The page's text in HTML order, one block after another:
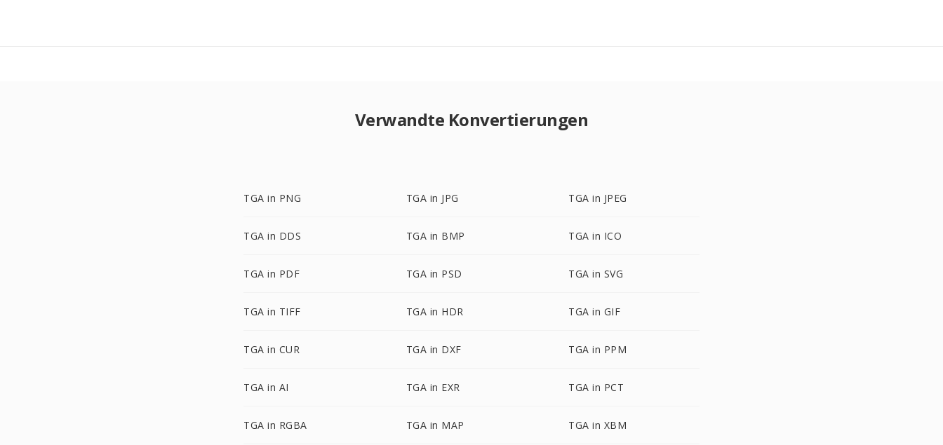
Verwandte Konvertierungen
TGA in PNG TGA in JPG TGA in JPEG
TGA in DDS TGA in BMP TGA in ICO
TGA in PDF TGA in PSD TGA in SVG
TGA in TIFF TGA in HDR TGA in GIF
TGA in CUR TGA in DXF TGA in PPM
TGA in AI TGA in EXR TGA in PCT
TGA in RGBA TGA in MAP TGA in XBM